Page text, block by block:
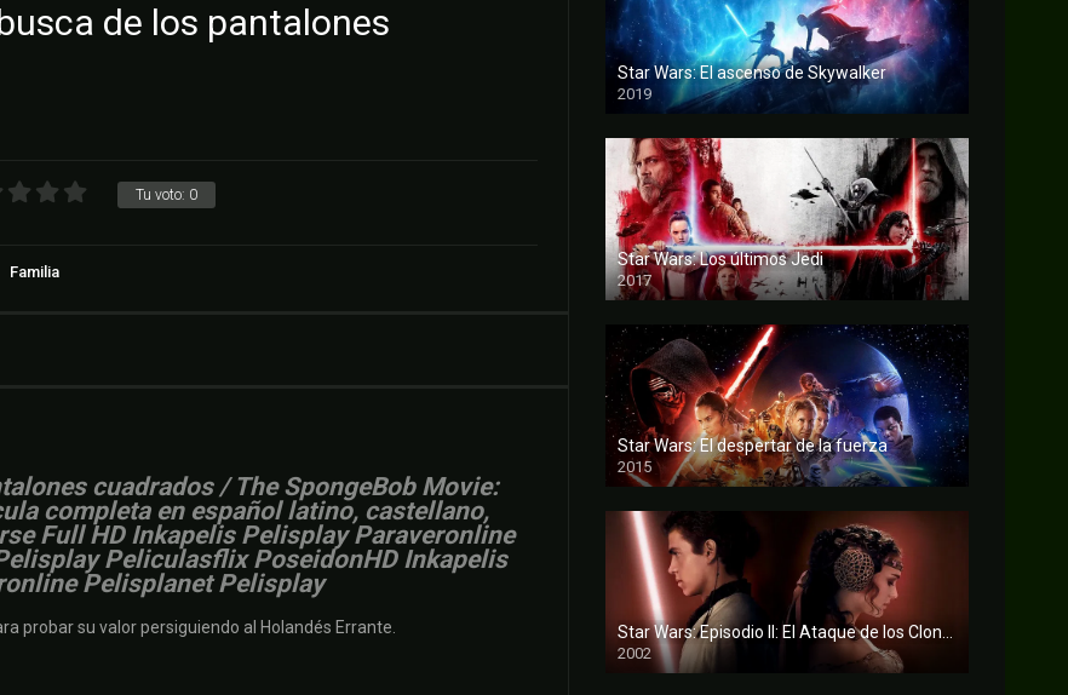
de los pantalones
Tu voto: 0
Familia
cuadrados / The SpongeBob Movie:
completa en español latino, castellano,
Full HD Inkapelis Pelisplay Paraveronline
Peliculasflix PoseidonHD Inkapelis
Pelisplanet Pelisplay
probar su valor persiguiendo al Holandés Errante.
Star Wars: El ascenso de Skywalker
2019
FULL HD
Star Wars: Los últimos Jedi
2017
FULL HD
Star Wars: El despertar de la fuerza
2015
FULL HD
2002
FULL HD